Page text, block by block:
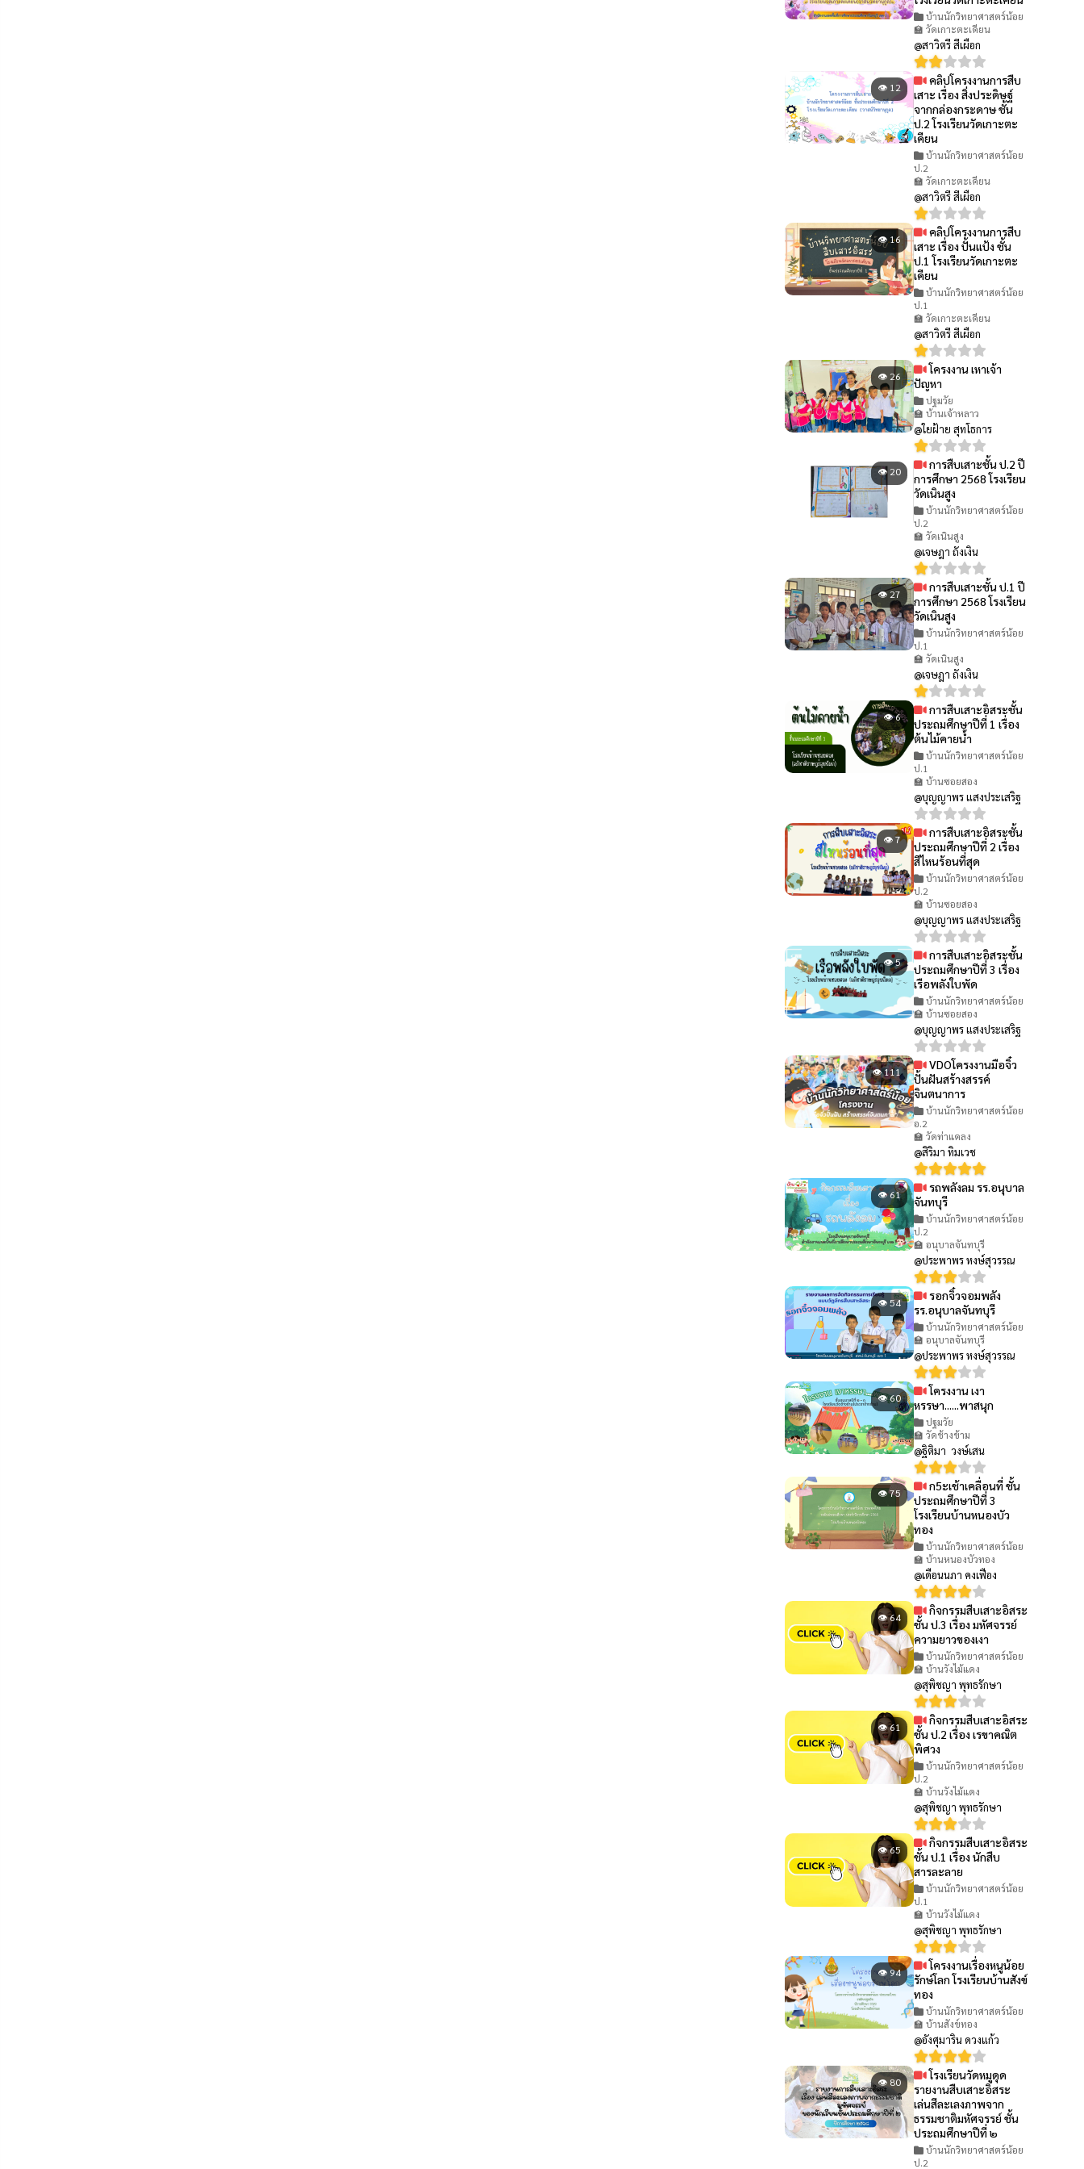
บ้านนักวิทยาศาสตร์น้อย
🏫 วัดเกาะตะเคียน
@สาวิตรี สีเผือก
👁 12
คลิปโครงงานการสืบ
เสาะ เรื่อง สิ่งประดิษฐ์
จากกล่องกระดาษ ชั้น
ป.2 โรงเรียนวัดเกาะตะ
เคียน
บ้านนักวิทยาศาสตร์น้อย
ป.2
🏫 วัดเกาะตะเคียน
@สาวิตรี สีเผือก
👁 16
คลิปโครงงานการสืบ
เสาะ เรื่อง ปั้นแป้ง ชั้น
ป.1 โรงเรียนวัดเกาะตะ
เคียน
บ้านนักวิทยาศาสตร์น้อย
ป.1
🏫 วัดเกาะตะเคียน
@สาวิตรี สีเผือก
👁 26
โครงงาน เหาเจ้า
ปัญหา
ปฐมวัย
🏫 บ้านเจ้าหลาว
@ใยฝ้าย สุทโธการ
👁 20
การสืบเสาะชั้น ป.2 ปี
การศึกษา 2568 โรงเรียน
วัดเนินสูง
บ้านนักวิทยาศาสตร์น้อย
ป.2
🏫 วัดเนินสูง
@เจษฎา ถังเงิน
👁 27
การสืบเสาะชั้น ป.1 ปี
การศึกษา 2568 โรงเรียน
วัดเนินสูง
บ้านนักวิทยาศาสตร์น้อย
ป.1
🏫 วัดเนินสูง
@เจษฎา ถังเงิน
👁 6
การสืบเสาะอิสระชั้น
ประถมศึกษาปีที่ 1 เรื่อง
ต้นไม้คายน้ำ
บ้านนักวิทยาศาสตร์น้อย
ป.1
🏫 บ้านซอยสอง
@บุญญาพร แสงประเสริฐ
👁 7
การสืบเสาะอิสระชั้น
ประถมศึกษาปีที่ 2 เรื่อง
สีไหนร้อนที่สุด
บ้านนักวิทยาศาสตร์น้อย
ป.2
🏫 บ้านซอยสอง
@บุญญาพร แสงประเสริฐ
👁 5
การสืบเสาะอิสระชั้น
ประถมศึกษาปีที่ 3 เรื่อง
เรือพลังใบพัด
บ้านนักวิทยาศาสตร์น้อย
🏫 บ้านซอยสอง
@บุญญาพร แสงประเสริฐ
👁 111
VDOโครงงานมือจิ๋ว
ปั้นฝันสร้างสรรค์
จินตนาการ
บ้านนักวิทยาศาสตร์น้อย
อ.2
🏫 วัดท่าแคลง
@สิริมา ทิมเวช
👁 61
รถพลังลม รร.อนุบาล
จันทบุรี
บ้านนักวิทยาศาสตร์น้อย
ป.2
🏫 อนุบาลจันทบุรี
@ประพาพร หงษ์สุวรรณ
👁 54
รอกจิ๋วจอมพลัง
รร.อนุบาลจันทบุรี
บ้านนักวิทยาศาสตร์น้อย
🏫 อนุบาลจันทบุรี
@ประพาพร หงษ์สุวรรณ
👁 60
โครงงาน เงา
หรรษา......พาสนุก
ปฐมวัย
🏫 วัดช้างข้าม
@ฐิติมา วงษ์เสน
👁 75
ก5ะเช้าเคลื่อนที่ ชั้น
ประถมศึกษาปีที่ 3
โรงเรียนบ้านหนองบัว
ทอง
บ้านนักวิทยาศาสตร์น้อย
🏫 บ้านหนองบัวทอง
@เดือนนภา คงเฟือง
👁 64
กิจกรรมสืบเสาะอิสระ
ชั้น ป.3 เรื่อง มหัศจรรย์
ความยาวของเงา
บ้านนักวิทยาศาสตร์น้อย
🏫 บ้านวังไม้แดง
@สุพิชญา พุทธรักษา
👁 61
กิจกรรมสืบเสาะอิสระ
ชั้น ป.2 เรื่อง เรขาคณิต
พิศวง
บ้านนักวิทยาศาสตร์น้อย
ป.2
🏫 บ้านวังไม้แดง
@สุพิชญา พุทธรักษา
👁 65
กิจกรรมสืบเสาะอิสระ
ชั้น ป.1 เรื่อง นักสืบ
สารละลาย
บ้านนักวิทยาศาสตร์น้อย
ป.1
🏫 บ้านวังไม้แดง
@สุพิชญา พุทธรักษา
👁 94
โครงงานเรื่องหนูน้อย
รักษ์โลก โรงเรียนบ้านสังข์
ทอง
บ้านนักวิทยาศาสตร์น้อย
🏫 บ้านสังข์ทอง
@อังศุมาริน ดวงแก้ว
👁 80
โรงเรียนวัดหมูดุด
รายงานสืบเสาะอิสระ
เล่นสีละเลงภาพจาก
ธรรมชาติมหัศจรรย์ ชั้น
ประถมศึกษาปีที่ ๒
บ้านนักวิทยาศาสตร์น้อย
ป.2